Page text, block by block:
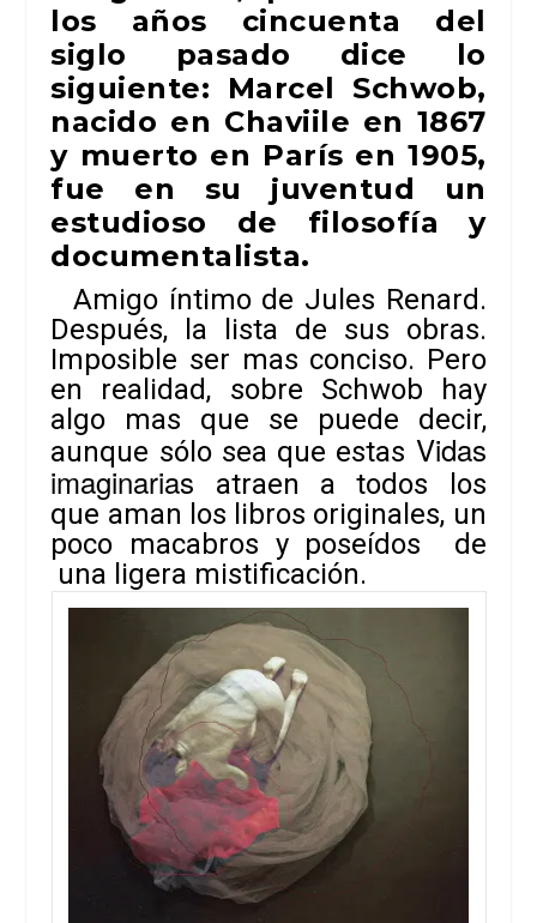
los años cincuenta del
siglo pasado dice lo
siguiente: Marcel Schwob,
nacido en Chaviile en 1867
y muerto en París en 1905,
fue en su juventud un
estudioso de filosofía y
documentalista.
Amigo íntimo de Jules Renard.
Después, la lista de sus obras.
Imposible ser mas conciso. Pero
en realidad, sobre Schwob hay
algo mas que se puede decir,
aunque sólo sea que estas Vidas
imaginarias atraen a todos los
que aman los libros originales, un
poco macabros y poseídos de
una ligera mistificación.